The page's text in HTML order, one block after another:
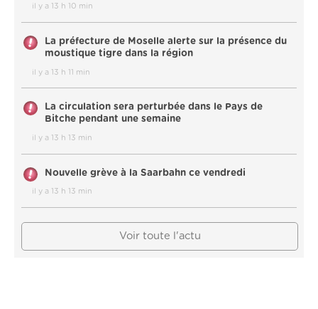
il y a 13 h 10 min
La préfecture de Moselle alerte sur la présence du
moustique tigre dans la région
il y a 13 h 11 min
La circulation sera perturbée dans le Pays de
Bitche pendant une semaine
il y a 13 h 13 min
Nouvelle grève à la Saarbahn ce vendredi
il y a 13 h 13 min
Voir toute l'actu